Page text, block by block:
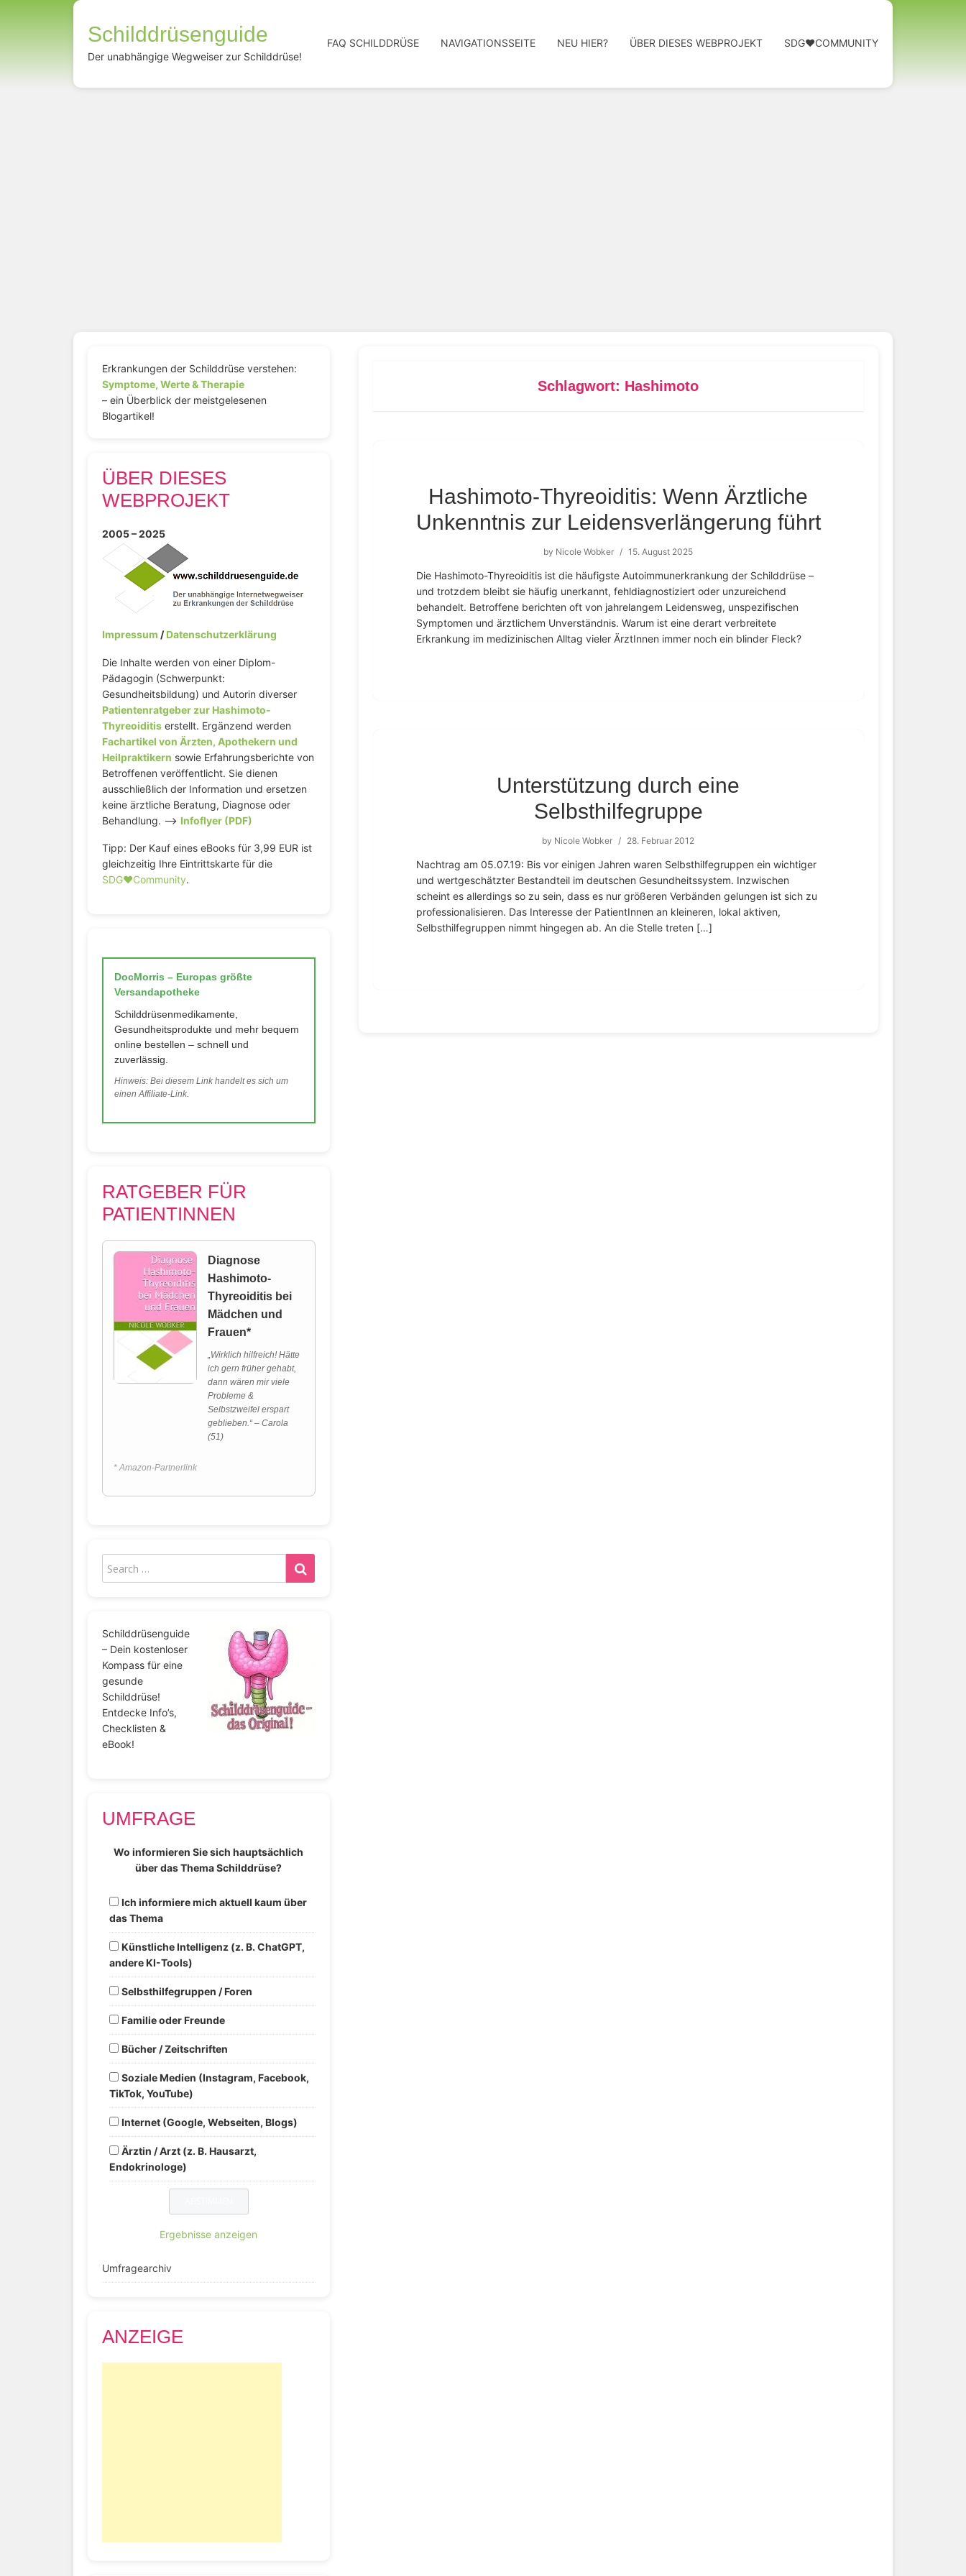
Schilddrüsenguide
Der unabhängige Wegweiser zur Schilddrüse!
FAQ SCHILDDRÜSE NAVIGATIONSSEITE NEU HIER? ÜBER DIESES WEBPROJEKT SDG❤️COMMUNITY
Schlagwort: Hashimoto
Hashimoto-Thyreoiditis: Wenn Ärztliche
Unkenntnis zur Leidensverlängerung führt
by Nicole Wobker / 15. August 2025
Die Hashimoto-Thyreoiditis ist die häufigste Autoimmunerkrankung der Schilddrüse –
und trotzdem bleibt sie häufig unerkannt, fehldiagnostiziert oder unzureichend
behandelt. Betroffene berichten oft von jahrelangem Leidensweg, unspezifischen
Symptomen und ärztlichem Unverständnis. Warum ist eine derart verbreitete
Erkrankung im medizinischen Alltag vieler ÄrztInnen immer noch ein blinder Fleck?
Unterstützung durch eine
Selbsthilfegruppe
by Nicole Wobker / 28. Februar 2012
Nachtrag am 05.07.19: Bis vor einigen Jahren waren Selbsthilfegruppen ein wichtiger
und wertgeschätzter Bestandteil im deutschen Gesundheitssystem. Inzwischen
scheint es allerdings so zu sein, dass es nur größeren Verbänden gelungen ist sich zu
professionalisieren. Das Interesse der PatientInnen an kleineren, lokal aktiven,
Selbsthilfegruppen nimmt hingegen ab. An die Stelle treten […]
Erkrankungen der Schilddrüse verstehen:
Symptome, Werte & Therapie
– ein Überblick der meistgelesenen
Blogartikel!
ÜBER DIESES
WEBPROJEKT
2005 – 2025
Impressum /Datenschutzerklärung
Die Inhalte werden von einer Diplom-
Pädagogin (Schwerpunkt:
Gesundheitsbildung) und Autorin diverser
Patientenratgeber zur Hashimoto-
Thyreoiditis erstellt. Ergänzend werden
Fachartikel von Ärzten, Apothekern und
Heilpraktikern sowie Erfahrungsberichte von
Betroffenen veröffentlicht. Sie dienen
ausschließlich der Information und ersetzen
keine ärztliche Beratung, Diagnose oder
Behandlung. –> Infoflyer (PDF)
Tipp: Der Kauf eines eBooks für 3,99 EUR ist
gleichzeitig Ihre Eintrittskarte für die
SDG♥️Community.
DocMorris – Europas größte
Versandapotheke
Schilddrüsenmedikamente,
Gesundheitsprodukte und mehr bequem
online bestellen – schnell und
zuverlässig.
Hinweis: Bei diesem Link handelt es sich um
einen Affiliate-Link.
RATGEBER FÜR
PATIENTINNEN
Diagnose
Hashimoto-
Thyreoiditis bei
Mädchen und
Frauen*
„Wirklich hilfreich! Hätte
ich gern früher gehabt,
dann wären mir viele
Probleme &
Selbstzweifel erspart
geblieben.“ – Carola
(51)
* Amazon-Partnerlink
Schilddrüsenguide
– Dein kostenloser
Kompass für eine
gesunde
Schilddrüse!
Entdecke Info’s,
Checklisten &
eBook!
UMFRAGE
Wo informieren Sie sich hauptsächlich
über das Thema Schilddrüse?
Ich informiere mich aktuell kaum über
das Thema
Künstliche Intelligenz (z. B. ChatGPT,
andere KI-Tools)
Selbsthilfegruppen / Foren
Familie oder Freunde
Bücher / Zeitschriften
Soziale Medien (Instagram, Facebook,
TikTok, YouTube)
Internet (Google, Webseiten, Blogs)
Ärztin / Arzt (z. B. Hausarzt,
Endokrinologe)
Ergebnisse anzeigen
Umfragearchiv
ANZEIGE